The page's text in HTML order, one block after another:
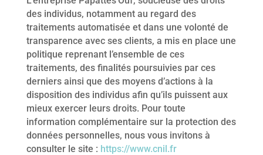
des individus, notamment au regard des
traitements automatisée et dans une volonté de
transparence avec ses clients, a mis en place une
politique reprenant l’ensemble de ces
traitements, des finalités poursuivies par ces
derniers ainsi que des moyens d’actions à la
disposition des individus afin qu’ils puissent aux
mieux exercer leurs droits. Pour toute
information complémentaire sur la protection des
données personnelles, nous vous invitons à
consulter le site : https://www.cnil.fr